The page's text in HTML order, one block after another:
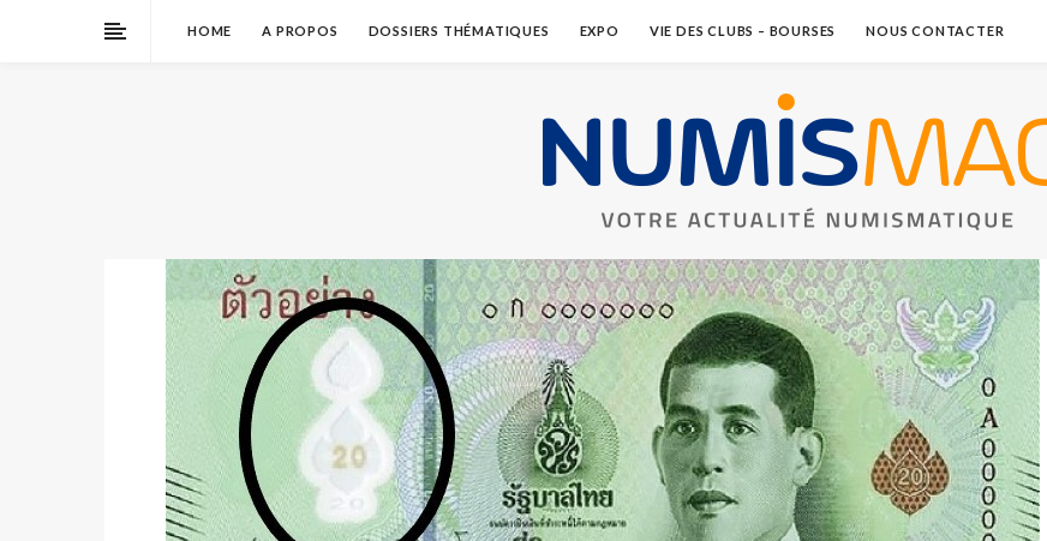
HOME A PROPOS DOSSIERS THÉMATIQUES EXPO VIE DES CLUBS – BOURSES NOUS CONTACTER